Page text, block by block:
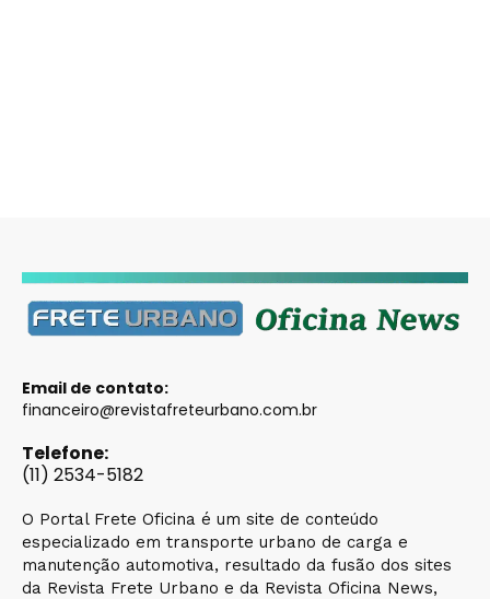
Email de contato:
financeiro@revistafreteurbano.com.br
Telefone:
(11) 2534-5182
O Portal Frete Oficina é um site de conteúdo
especializado em transporte urbano de carga e
manutenção automotiva, resultado da fusão dos sites
da Revista Frete Urbano e da Revista Oficina News,